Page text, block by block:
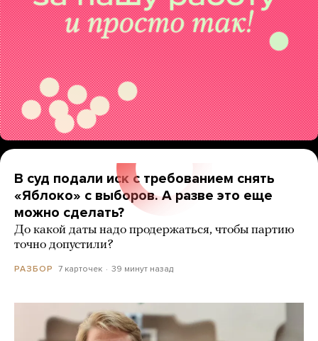
В суд подали иск с требованием снять
«Яблоко» с выборов. А разве это еще
можно сделать?
До какой даты надо продержаться, чтобы партию
точно допустили?
РАЗБОР 7 карточек 39 минут назад